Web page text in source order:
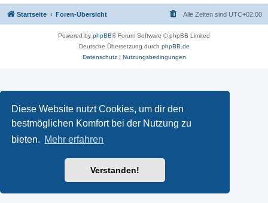
Diese Website nutzt Cookies, um dir den
bestmöglichen Komfort bei der Nutzung zu
bieten. Mehr erfahren
Verstanden!
Startseite Foren-Übersicht Alle Zeiten sind UTC+02:00
Powered by phpBB® Forum Software © phpBB Limited
Deutsche Übersetzung durch phpBB.de
Datenschutz| Nutzungsbedingungen